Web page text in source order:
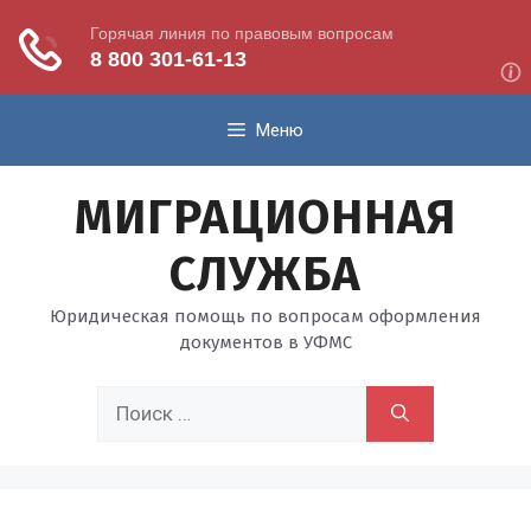
содержимому
Меню
МИГРАЦИОННАЯ
СЛУЖБА
Юридическая помощь по вопросам оформления
документов в УФМС